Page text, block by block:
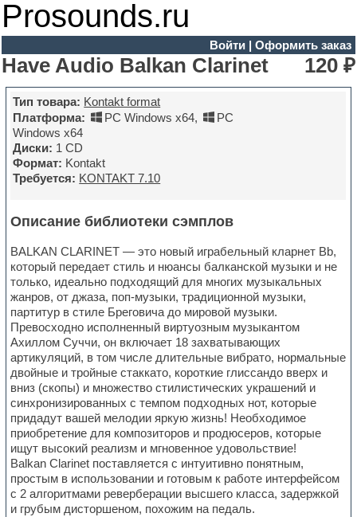
Prosounds.ru
Войти| Оформить заказ
Have Audio Balkan Clarinet 120 ₽
Тип товара: Kontakt format
Платформа:
PC Windows x64,
PC
Windows x64
Диски: 1 CD
Формат: Kontakt
Требуется: KONTAKT 7.10
Описание библиотеки сэмплов
BALKAN CLARINET — это новый играбельный кларнет Bb,
который передает стиль и нюансы балканской музыки и не
только, идеально подходящий для многих музыкальных
жанров, от джаза, поп-музыки, традиционной музыки,
партитур в стиле Бреговича до мировой музыки.
Превосходно исполненный виртуозным музыкантом
Ахиллом Суччи, он включает 18 захватывающих
артикуляций, в том числе длительные вибрато, нормальные
двойные и тройные стаккато, короткие глиссандо вверх и
вниз (скопы) и множество стилистических украшений и
синхронизированных с темпом подходных нот, которые
придадут вашей мелодии яркую жизнь! Необходимое
приобретение для композиторов и продюсеров, которые
ищут высокий реализм и мгновенное удовольствие!
Balkan Clarinet поставляется с интуитивно понятным,
простым в использовании и готовым к работе интерфейсом
с 2 алгоритмами реверберации высшего класса, задержкой
и грубым дисторшеном, похожим на педаль.